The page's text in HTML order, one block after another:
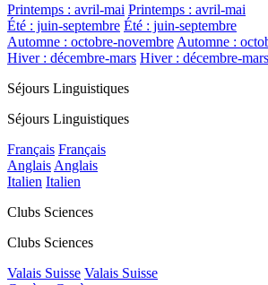
Printemps : avril-mai Printemps : avril-mai
Été : juin-septembre Été : juin-septembre
Automne : octobre-novembre Automne :
Hiver : décembre-mars Hiver : décembre-mars
Séjours Linguistiques
Séjours Linguistiques
Français Français
Anglais Anglais
Italien Italien
Clubs Sciences
Clubs Sciences
Valais Suisse Valais Suisse